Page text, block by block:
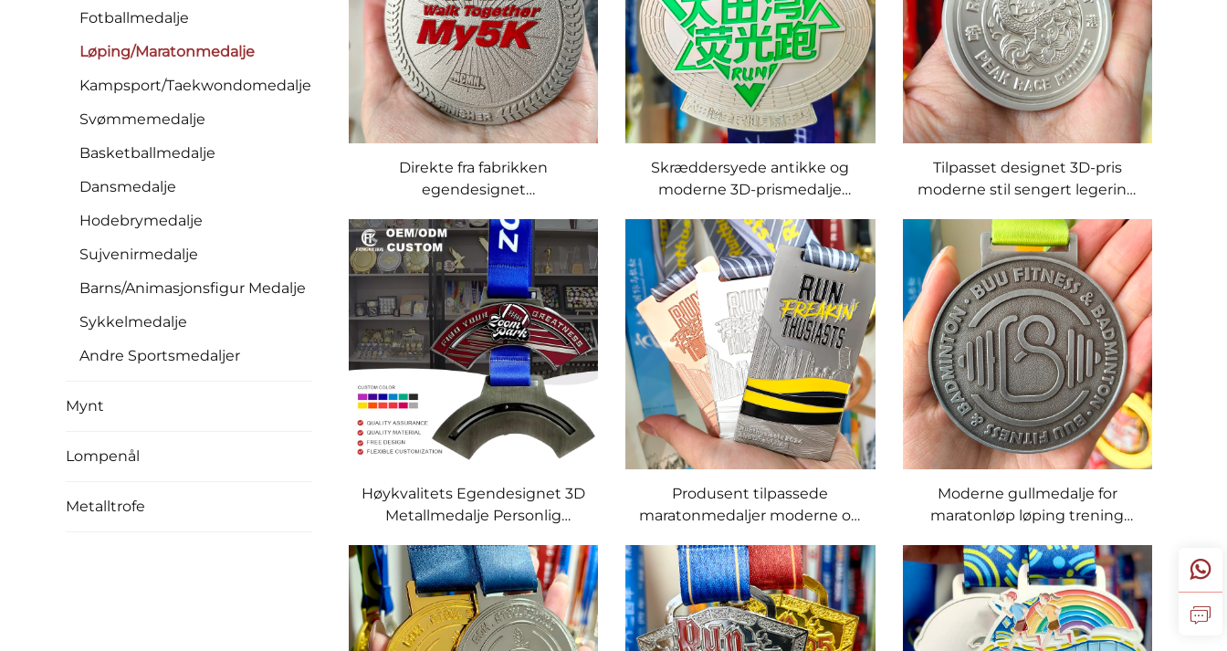
Fotballmedalje
Løping/Maratonmedalje
Kampsport/Taekwondomedalje
Svømmemedalje
Basketballmedalje
Dansmedalje
Hodebrymedalje
Sujvenirmedalje
Barns/Animasjonsfigur Medalje
Sykkelmedalje
Andre Sportsmedaljer
Mynt
Lompenål
Metalltrofe
Direkte fra fabrikken
egendesignet
moderne stil 5 km 10 km
halvmaraton løpeprismedalje
med sløyfe
Skræddersyede antikke og
moderne 3D-prismedalje
Færdig i zinklegering til
souvenirs
Tilpasset designet 3D-pris
moderne stil sengert legering
maraton eventyrsti løpe
fullførermedalje
Høykvalitets Egendesignet 3D
Metallmedalje Personlig
Maraton Høyt kvalitets trofeer
og plaketter
Produsent tilpassede
maratonmedaljer moderne og
metallmedaljer for løping
idrettsutstyr
Moderne gullmedalje for
maratonløp løping trening
med sløyfe produsent
utmerkelser medaljer